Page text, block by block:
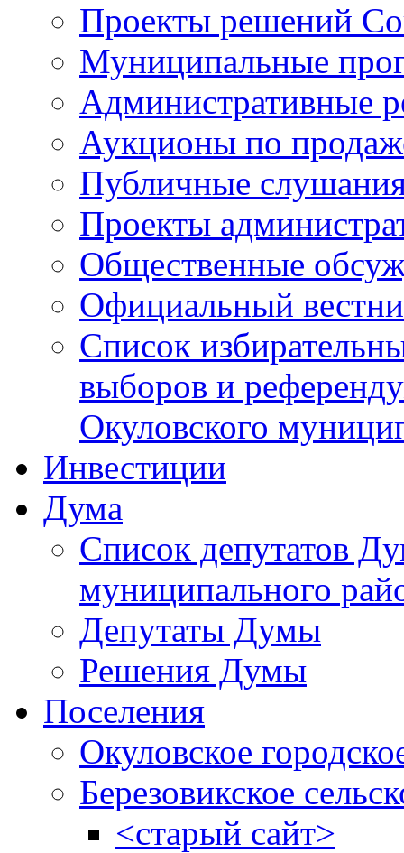
Проекты решений
Муниципальные
Административные
Аукционы по
Публичные
Проекты
Общественные
Официальный
Список
выборов и
Окуловского
Инвестиции
Дума
Список депутатов
муниципального
Депутаты Думы
Решения Думы
Поселения
Окуловское
Березовикское
<старый сайт>